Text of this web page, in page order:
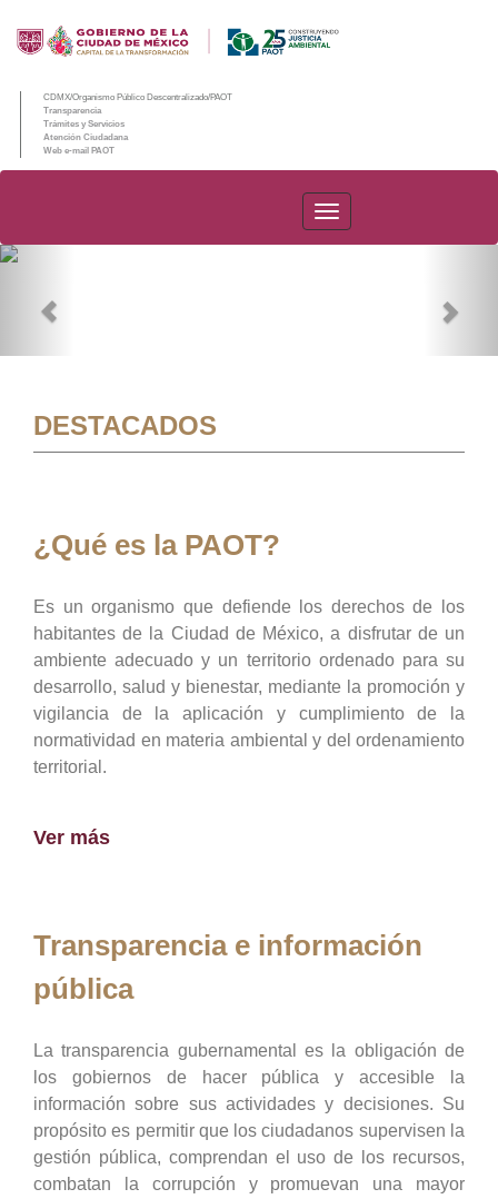
CDMX/Organismo Público Descentralizado/PAOT
Transparencia
Trámites y Servicios
Atención Ciudadana
Web e-mail PAOT
PAOT
DESTACADOS
¿Qué es la PAOT?
Es un organismo que defiende los derechos de los
habitantes de la Ciudad de México, a disfrutar de un
ambiente adecuado y un territorio ordenado para su
desarrollo, salud y bienestar, mediante la promoción y
vigilancia de la aplicación y cumplimiento de la
normatividad en materia ambiental y del ordenamiento
territorial.
Ver más
Transparencia e información
pública
La transparencia gubernamental es la obligación de
los gobiernos de hacer pública y accesible la
información sobre sus actividades y decisiones. Su
propósito es permitir que los ciudadanos supervisen la
gestión pública, comprendan el uso de los recursos,
combatan la corrupción y promuevan una mayor